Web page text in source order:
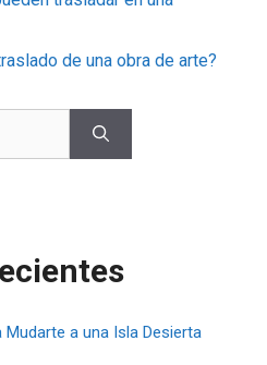
de una obra de arte?
Mudarte a una Isla Desierta